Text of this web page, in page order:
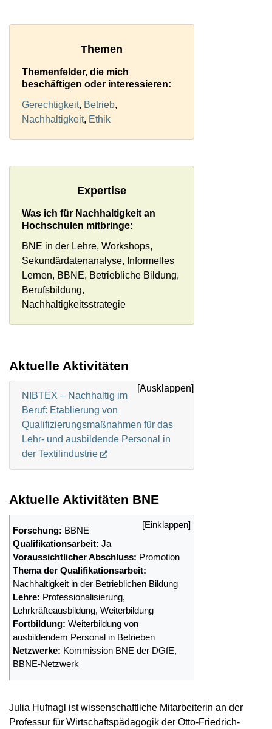
Themen
Themenfelder, die mich
beschäftigen oder interessieren:
Gerechtigkeit, Betrieb,
Nachhaltigkeit, Ethik
Expertise
Was ich für Nachhaltigkeit an
Hochschulen mitbringe:
BNE in der Lehre, Workshops,
Sekundärdatenanalyse, Informelles
Lernen, BBNE, Betriebliche Bildung,
Berufsbildung,
Nachhaltigkeitsstrategie
Aktuelle Aktivitäten
NIBTEX – Nachhaltig im
Beruf: Etablierung von
Qualifizierungsmaßnahmen für das
Lehr- und ausbildende Personal in
der Textilindustrie
Aktuelle Aktivitäten BNE
Forschung: BBNE
Qualifikationsarbeit: Ja
Voraussichtlicher Abschluss: Promotion
Thema der Qualifikationsarbeit:
Nachhaltigkeit in der Betrieblichen Bildung
Lehre: Professionalisierung,
Lehrkräfteausbildung, Weiterbildung
Fortbildung: Weiterbildung von
ausbildendem Personal in Betrieben
Netzwerke: Kommission BNE der DGfE,
BBNE-Netzwerk
Julia Hufnagl ist wissenschaftliche Mitarbeiterin an der
Professur für Wirtschaftspädagogik der Otto-Friedrich-